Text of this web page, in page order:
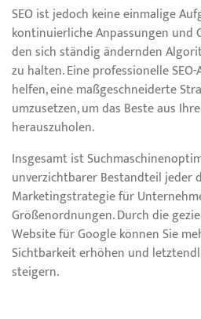
SEO ist jedoch keine einmalige
kontinuierliche Anpassungen und
den sich ständig ändernden
zu halten. Eine professionelle
helfen, eine maßgeschneiderte
umzusetzen, um das Beste aus
herauszuholen.
Insgesamt ist
unverzichtbarer Bestandteil jeder
Marketingstrategie für
Größenordnungen. Durch die
Website für Google können Sie
Sichtbarkeit erhöhen und
steigern.